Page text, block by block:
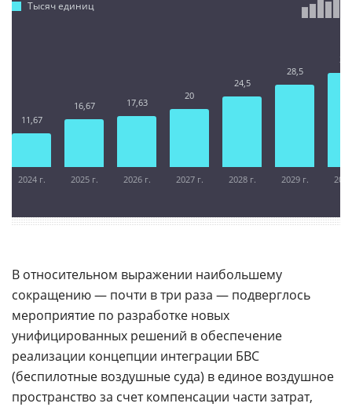
Тысяч единиц
11,67
2024 г.
16,67
2025 г.
17,63
2026 г.
20
2027 г.
24,5
2028 г.
28,5
2029 г.
В относительном выражении наибольшему
сокращению — почти в три раза — подверглось
мероприятие по разработке новых
унифицированных решений в обеспечение
реализации концепции интеграции БВС
(беспилотные воздушные суда) в единое воздушное
пространство за счет компенсации части затрат,